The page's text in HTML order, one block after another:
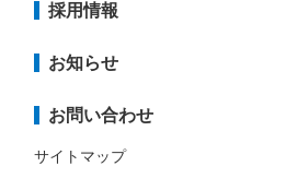
採用情報
お知らせ
お問い合わせ
サイトマップ